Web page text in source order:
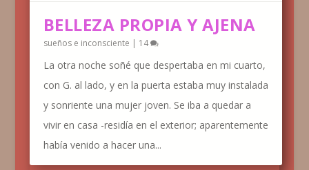
BELLEZA PROPIA Y AJENA
sueños e inconsciente | 14
La otra noche soñé que despertaba en mi cuarto,
con G. al lado, y en la puerta estaba muy instalada
y sonriente una mujer joven. Se iba a quedar a
vivir en casa -residía en el exterior; aparentemente
había venido a hacer una...